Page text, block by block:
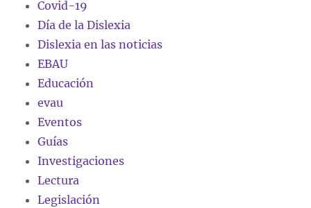
Covid-19
Día de la Dislexia
Dislexia en las noticias
EBAU
Educación
evau
Eventos
Guías
Investigaciones
Lectura
Legislación